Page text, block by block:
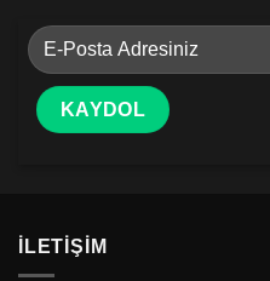
İLETIŞIM